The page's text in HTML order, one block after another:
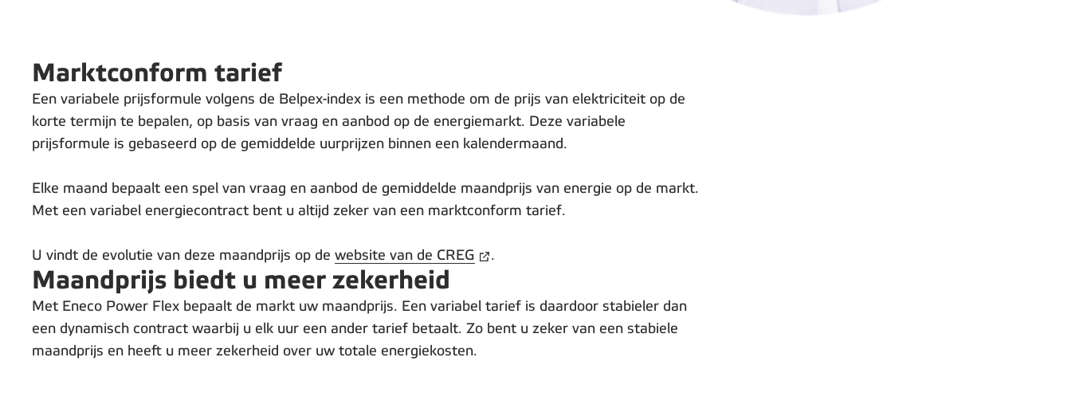
Marktconform tarief
Een variabele prijsformule volgens de Belpex-index is een methode om de prijs van elektriciteit op de
korte termijn te bepalen, op basis van vraag en aanbod op de energiemarkt. Deze variabele
prijsformule is gebaseerd op de gemiddelde uurprijzen binnen een kalendermaand.
Elke maand bepaalt een spel van vraag en aanbod de gemiddelde maandprijs van energie op de markt.
Met een variabel energiecontract bent u altijd zeker van een marktconform tarief.
U vindt de evolutie van deze maandprijs op de website van de CREG .
Maandprijs biedt u meer zekerheid
Met Eneco Power Flex bepaalt de markt uw maandprijs. Een variabel tarief is daardoor stabieler dan
een dynamisch contract waarbij u elk uur een ander tarief betaalt. Zo bent u zeker van een stabiele
maandprijs en heeft u meer zekerheid over uw totale energiekosten.